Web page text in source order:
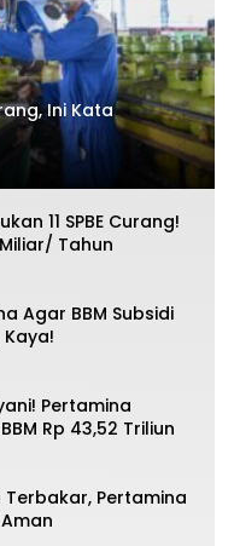
Ini Kata
11 SPBE Curang!
Tahun
Agar BBM Subsidi
Pertamina
Rp 43,52 Triliun
Pertamina